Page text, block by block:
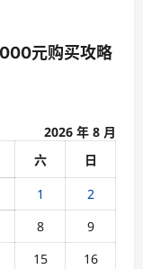
元购买攻略
2026 年 8 月
六
日
1
2
8
9
15
16